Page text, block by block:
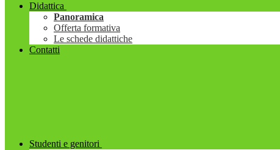
Didattica
Panoramica
Offerta formativa
Le schede didattiche
Contatti
Studenti e genitori